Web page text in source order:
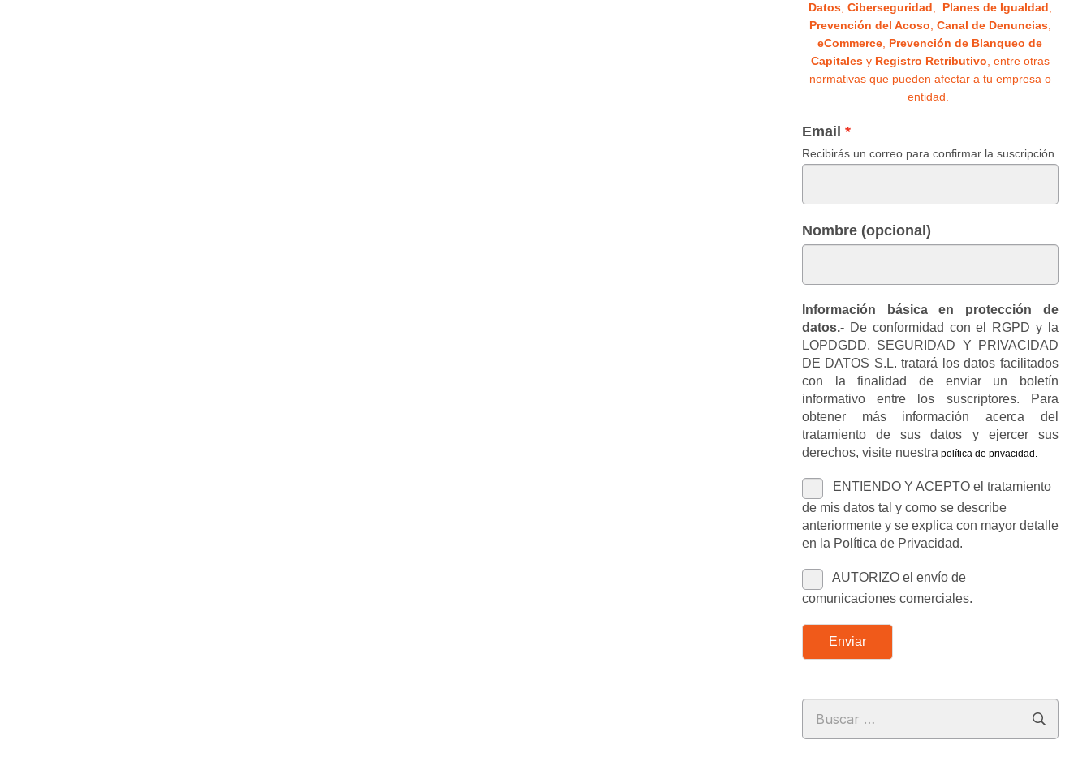
Datos, Ciberseguridad, Planes de Igualdad,
Prevención del Acoso, Canal de Denuncias,
eCommerce, Prevención de Blanqueo de
Capitalesy Registro Retributivo, entre otras
normativas que pueden afectar a tu empresa o
entidad.
Email
Recibirás un correo para confirmar la suscripción
Nombre (opcional)
Información básica en protección de
datos.-De conformidad con el RGPD y la
LOPDGDD, SEGURIDAD Y PRIVACIDAD
DE DATOS S.L. tratará los datos facilitados
con la finalidad de enviar un boletín
informativo entre los suscriptores. Para
obtener más información acerca del
tratamiento de sus datos y ejercer sus
derechos, visite nuestra política de privacidad .
ENTIENDO Y ACEPTO el tratamiento
de mis datos tal y como se describe
anteriormente y se explica con mayor detalle
en la Política de Privacidad.
AUTORIZO el envío de
comunicaciones comerciales.
Enviar
Buscar: